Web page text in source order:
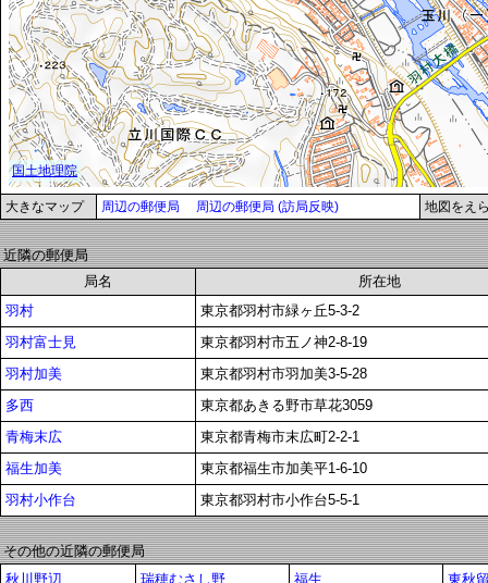
大きなマップ 周辺の郵便局 周辺の郵便局 (訪局反映) 地図をえ
近隣の郵便局
局名
所在地
羽村
東京都羽村市緑ヶ丘5-3-2
羽村富士見
東京都羽村市五ノ神2-8-19
羽村加美
東京都羽村市羽加美3-5-28
多西
東京都あきる野市草花3059
青梅末広
東京都青梅市末広町2-2-1
福生加美
東京都福生市加美平1-6-10
羽村小作台
東京都羽村市小作台5-5-1
その他の近隣の郵便局
秋川野辺
瑞穂むさし野 福生
東秋